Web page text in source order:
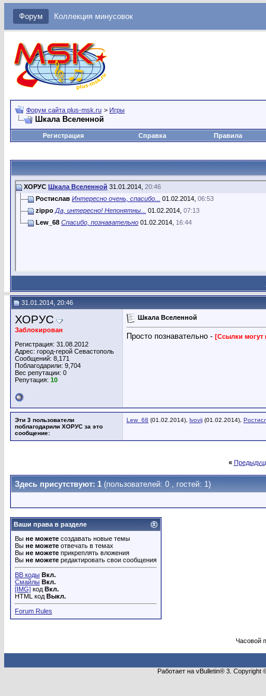
Форум Коллекция минусовок
Форум сайта plus-msk.ru > Игры
Шкала Вселенной
Регистрация Справка Правила
ХОРУС Шкала Вселенной 31.01.2014, 20:46
Ростислав Интересно очень, спасибо... 01.02.2014, 06:53
zippo Да, интересно! Непонятны... 01.02.2014, 07:13
Lew_68 Спасибо, познавательно 01.02.2014, 16:44
31.01.2014, 20:46
ХОРУС
Заблокирован
Регистрация: 31.08.2012
Адрес: город-герой Севастополь
Сообщений: 8,171
Поблагодарили: 9,704
Вес репутации: 0
Репутация: 10
Шкала Вселенной
Просто познавательно - [Ссылки могут
Эти 3 пользователи
поблагодарили ХОРУС за это
сообщение:
Lew_68 (01.02.2014), lvovij (01.02.2014),
«
Здесь присутствуют: 1 (пользователей: 0 , гостей: 1)
Ваши права в разделе
Вы не можете создавать новые темы
Вы не можете отвечать в темах
Вы не можете прикреплять вложения
Вы не можете редактировать свои сообщения
BB коды Вкл.
Смайлы Вкл.
[IMG] код Вкл.
HTML код Выкл.
Forum Rules
Часовой
Работает на vBulletin® 3.